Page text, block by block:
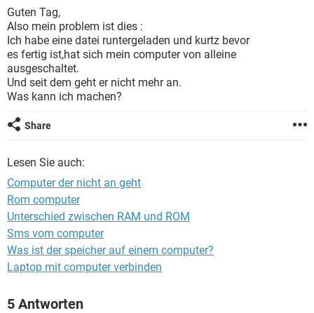
WHATSAPP
FACEBOOK
WINDOWS 10
WHATSAPP TIKTOK
FACEBOOK
SPIELE
ANDROID
WINDOWS 10 INSTAGRAM
WHATSAPP
FACEBOOK
Guten Tag,
Also mein problem ist dies :
Ich habe eine datei runtergeladen und kurtz bevor
es fertig ist,hat sich mein computer von alleine
ausgeschaltet.
Und seit dem geht er nicht mehr an.
Was kann ich machen?
Share
Lesen Sie auch:
Computer der nicht an geht
Rom computer
Unterschied zwischen RAM und ROM
Sms vom computer
Was ist der speicher auf einem computer?
Laptop mit computer verbinden
5 Antworten